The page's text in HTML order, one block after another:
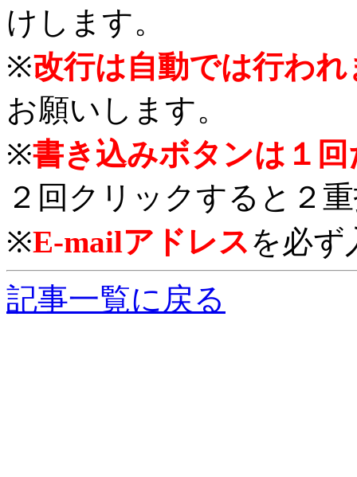
けします。
※改行は自動では行わ
お願いします。
※書き込みボタンは１
２回クリックすると２
※E-mailアドレスを必ず
記事一覧に戻る